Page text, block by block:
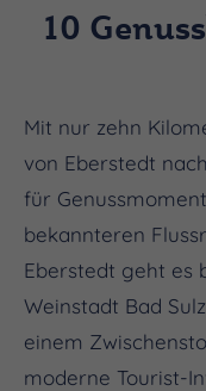
10
Mit nur zehn
von Eberstedt
für
bekannteren
Eberstedt geht es
Weinstadt Bad
einem
moderne Tourist-